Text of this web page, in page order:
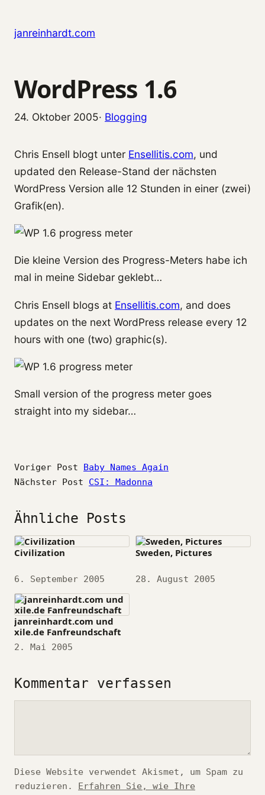
janreinhardt.com
WordPress 1.6
24. Oktober 2005· Blogging
Chris Ensell blogt unter Ensellitis.com, und
updated den Release-Stand der nächsten
WordPress Version alle 12 Stunden in einer (zwei)
Grafik(en).
Die kleine Version des Progress-Meters habe ich
mal in meine Sidebar geklebt…
Chris Ensell blogs at Ensellitis.com, and does
updates on the next WordPress release every 12
hours with one (two) graphic(s).
Small version of the progress meter goes
straight into my sidebar…
Voriger Post
Baby Names Again
Nächster Post
CSI: Madonna
Ähnliche Posts
Civilization
Datum
6. September 2005
Sweden, Pictures
Datum
28. August 2005
janreinhardt.com und
xile.de Fanfreundschaft
Datum
2. Mai 2005
Kommentar verfassen
Diese Website verwendet Akismet, um Spam zu
reduzieren.
Erfahren Sie, wie Ihre